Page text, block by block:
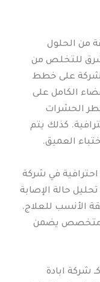
من الحلول
للتخلص من
على خطط
الكامل على
الحشرات
كذلك يتم
العميق.
في شركة
حالة الإصابة
الأنسب للعلاج.
متخصص يضمن
شركة ابادة